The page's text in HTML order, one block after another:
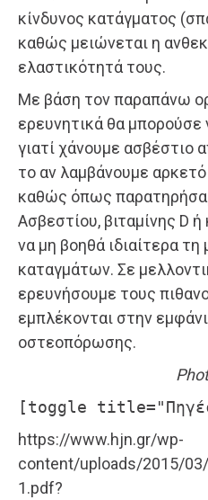
κίνδυνος κατάγματος
καθώς μειώνεται η
ελαστικότητά τους.
Με βάση τον παραπάνω
ερευνητικά θα μπορούσε
γιατί χάνουμε ασβέστιο
το αν λαμβάνουμε
καθώς όπως
Ασβεστίου, βιταμίνης D
να μη βοηθά ιδιαίτερα
καταγμάτων. Σε
ερευνήσουμε τους
εμπλέκονται στην
οστεοπόρωσης.
[toggle
https://www.hjn.gr/wp-
content/uploads/2015/
1.pdf?